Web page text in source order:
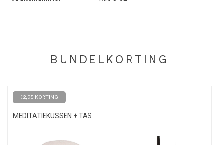
kussen met één hand vasthouden.
BUNDELKORTING
€2,95 KORTING
MEDITATIEKUSSEN + TAS